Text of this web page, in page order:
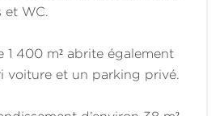
et WC.
1 400 m² abrite également
voiture et un parking privé.